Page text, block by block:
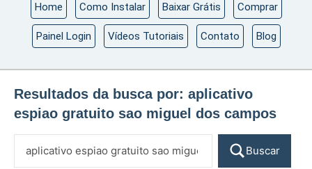
Home Como Instalar Baixar Grátis Comprar
Painel Login Vídeos Tutoriais Contato Blog
Resultados da busca por: aplicativo
espiao gratuito sao miguel dos campos
Buscar